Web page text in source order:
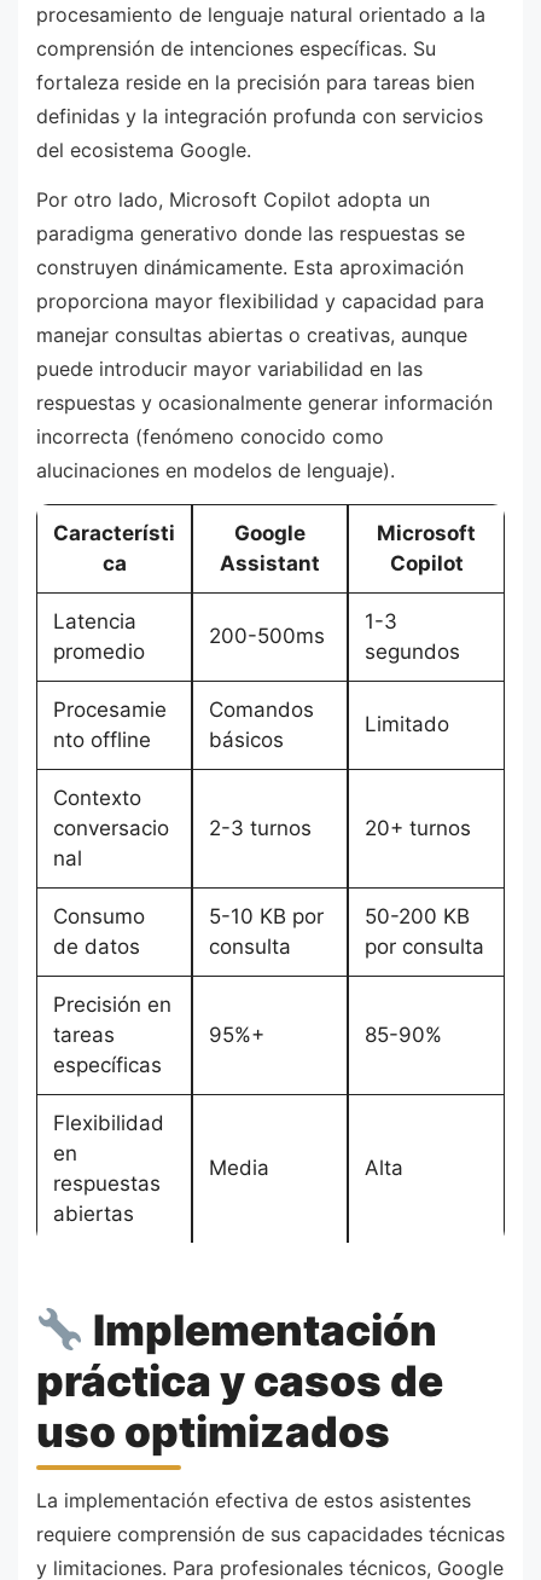
procesamiento de lenguaje natural orientado a la
comprensión de intenciones específicas. Su
fortaleza reside en la precisión para tareas bien
definidas y la integración profunda con servicios
del ecosistema Google.
Por otro lado, Microsoft Copilot adopta un
paradigma generativo donde las respuestas se
construyen dinámicamente. Esta aproximación
proporciona mayor flexibilidad y capacidad para
manejar consultas abiertas o creativas, aunque
puede introducir mayor variabilidad en las
respuestas y ocasionalmente generar información
incorrecta (fenómeno conocido como
alucinaciones en modelos de lenguaje).
Característi
ca
Google
Assistant
Microsoft
Copilot
Latencia
promedio
200-500ms
1-3
segundos
Procesamie
nto offline
Comandos
básicos
Limitado
Contexto
conversacio
nal
2-3 turnos 20+ turnos
Consumo
de datos
5-10 KB por
consulta
50-200 KB
por consulta
Precisión en
tareas
específicas
95%+ 85-90%
Flexibilidad
en
respuestas
abiertas
Media Alta
Implementación
práctica y casos de
uso optimizados
La implementación efectiva de estos asistentes
requiere comprensión de sus capacidades técnicas
y limitaciones. Para profesionales técnicos, Google